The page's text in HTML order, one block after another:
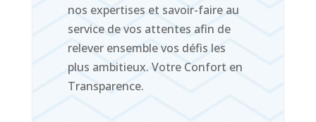
nos expertises et savoir-faire au
service de vos attentes afin de
relever ensemble vos défis les
plus ambitieux. Votre Confort en
Transparence.